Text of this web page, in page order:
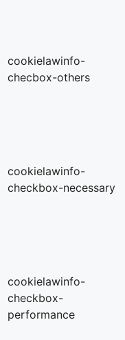
cookielawinfo-
checbox-others
cookielawinfo-
checkbox-necessary
cookielawinfo-
checkbox-
performance